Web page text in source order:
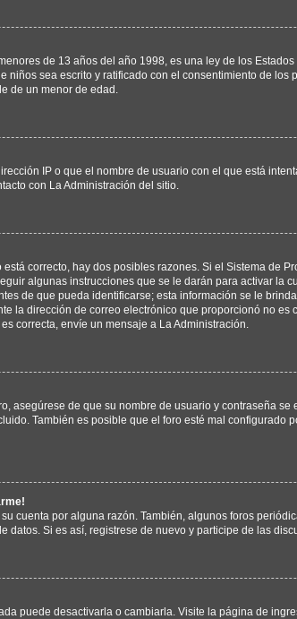
de 13 años del año 1998, es una ley de los
niños sea escrito y ratificado con el consentimiento de
de un menor de edad.
IP o que el nombre de usuario con el que está
con La Administración del sitio.
correcto, hay dos posibles razones. Si el Sistema de
algunas instrucciones que se le darán para activar la
de que pueda identificarse; esta información se le
la dirección de correo electrónico que proporcionó no es
correcta, envíe un mensaje a La Administración.
asegúrese de que su nombre de usuario y contraseña
También es posible que el foro esté mal configurado
cuenta por alguna razón. También, algunos foros
datos. Si es así, registrese de nuevo y participe de las
puede desactivarla o cambiarla. Visite la página de